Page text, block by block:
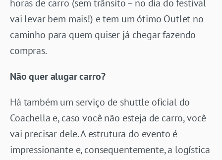
horas de carro (sem trânsito – no dia do festival
vai levar bem mais!) e tem um ótimo Outlet no
caminho para quem quiser já chegar fazendo
compras.
Não quer alugar carro?
Há também um serviço de shuttle oficial do
Coachella e, caso você não esteja de carro, você
vai precisar dele. A estrutura do evento é
impressionante e, consequentemente, a logística